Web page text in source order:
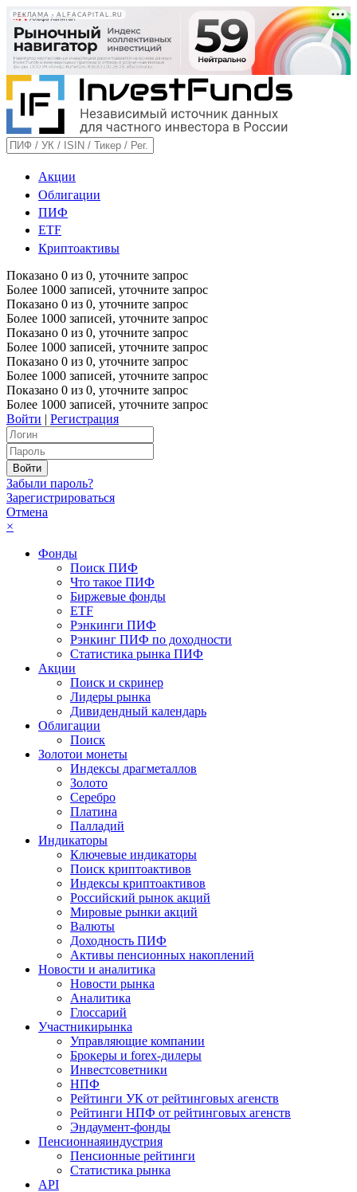
РЕКЛАМА • ALFACAPITAL.RU
Акции
Облигации
ПИФ
ETF
Криптоактивы
Показано 0 из 0, уточните запрос
Более 1000 записей, уточните запрос
Показано 0 из 0, уточните запрос
Более 1000 записей, уточните запрос
Показано 0 из 0, уточните запрос
Более 1000 записей, уточните запрос
Показано 0 из 0, уточните запрос
Более 1000 записей, уточните запрос
Показано 0 из 0, уточните запрос
Более 1000 записей, уточните запрос
Войти | Регистрация
Забыли пароль?
Зарегистрироваться
Отмена
×
Фонды
Поиск ПИФ
Что такое ПИФ
Биржевые фонды
ETF
Рэнкинги ПИФ
Рэнкинг ПИФ по доходности
Статистика рынка ПИФ
Акции
Поиск и скринер
Лидеры рынка
Дивидендный календарь
Облигации
Поиск
Золотои монеты
Индексы драгметаллов
Золото
Серебро
Платина
Палладий
Индикаторы
Ключевые индикаторы
Поиск криптоактивов
Индексы криптоактивов
Российский рынок акций
Мировые рынки акций
Валюты
Доходность ПИФ
Активы пенсионных накоплений
Новости и аналитика
Новости рынка
Аналитика
Глоссарий
Участникирынка
Управляющие компании
Брокеры и forex-дилеры
Инвестсоветники
НПФ
Рейтинги УК от рейтинговых агенств
Рейтинги НПФ от рейтинговых агенств
Эндаумент-фонды
Пенсионнаяиндустрия
Пенсионные рейтинги
Статистика рынка
API